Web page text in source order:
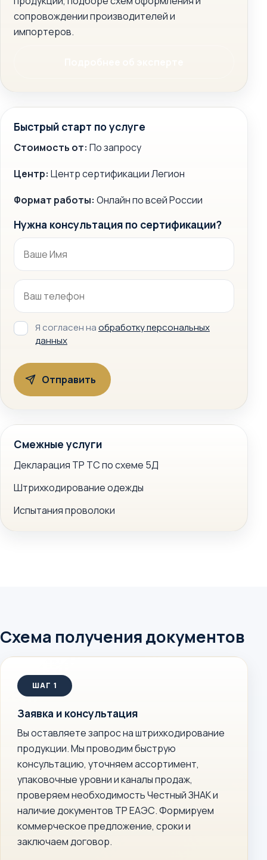
сопровождении производителей и
импортеров.
Быстрый старт по услуге
Стоимость от: По запросу
Центр: Центр сертификации Легион
Формат работы: Онлайн по всей России
Нужна консультация по сертификации?
Я согласен наобработку персональных
данных
Смежные услуги
Декларация ТР ТС по схеме 5Д
Штрихкодирование одежды
Испытания проволоки
Схема получения документов
Заявка и консультация
Вы оставляете запрос на штрихкодирование
продукции. Мы проводим быструю
консультацию, уточняем ассортимент,
упаковочные уровни и каналы продаж,
проверяем необходимость Честный ЗНАК и
наличие документов ТР ЕАЭС. Формируем
коммерческое предложение, сроки и
заключаем договор.